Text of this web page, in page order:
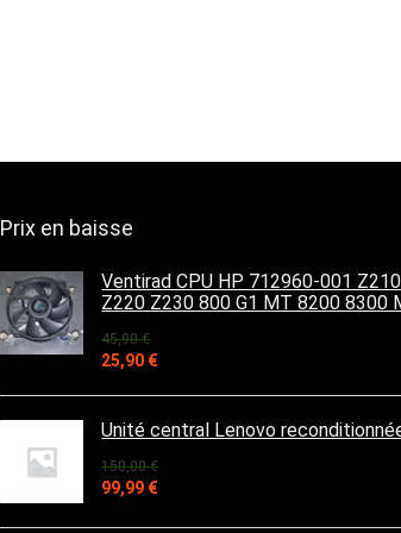
Prix en baisse
Ventirad CPU HP 712960-001 Z210
Z220 Z230 800 G1 MT 8200 8300
45,90€
Le
initial
était :
45,90 €.
25,90 €Le
actuel
est :
25,90 €.
Unité central Lenovo
150,00€
Le
initial
99,99 €Le
actuel